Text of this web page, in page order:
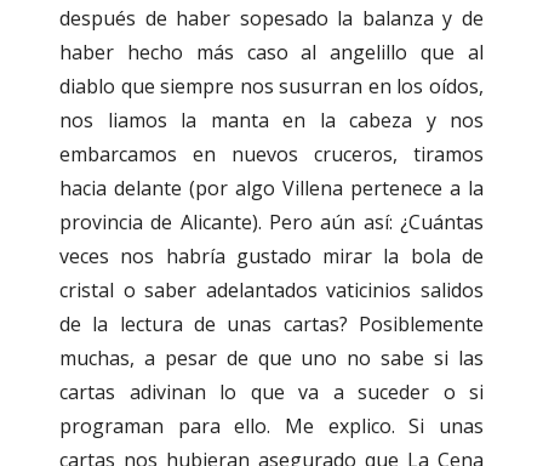
después de haber sopesado la balanza y de
haber hecho más caso al angelillo que al
diablo que siempre nos susurran en los oídos,
nos liamos la manta en la cabeza y nos
embarcamos en nuevos cruceros, tiramos
hacia delante (por algo Villena pertenece a la
provincia de Alicante). Pero aún así: ¿Cuántas
veces nos habría gustado mirar la bola de
cristal o saber adelantados vaticinios salidos
de la lectura de unas cartas? Posiblemente
muchas, a pesar de que uno no sabe si las
cartas adivinan lo que va a suceder o si
programan para ello. Me explico. Si unas
cartas nos hubieran asegurado que La Cena